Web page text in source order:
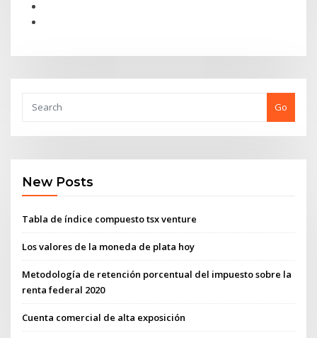
Go
New Posts
Tabla de índice compuesto tsx venture
Los valores de la moneda de plata hoy
Metodología de retención porcentual del impuesto sobre la
renta federal 2020
Cuenta comercial de alta exposición